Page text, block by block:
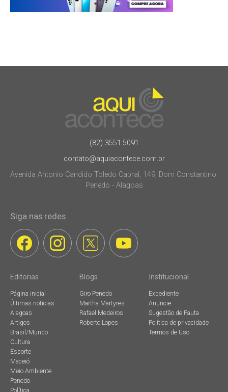
(82) 3551.5091
contato@aquiacontece.com.br
Avenida Antonio Candido Toledo Cabral, 149, Dom Constantino.
Penedo - Alagoas
Siga nas redes
Editorias
Página inicial
Últimas notícias
Alagoas
Artigos
Brasil/Mundo
Cultura
Esporte
Maceió
Meio Ambiente
Penedo
Blogs
Giro Penedo
Martha Martyres
Rafael Medeiros
Roberto Lopes
Institucional
Expediente
Anuncie
Sugestão de Pauta
Política de privacidade
Termos de Uso